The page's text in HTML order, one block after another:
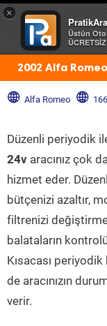
×
Üstün
2002 Alfa
Alfa Romeo 166
Düzenli periyodik
24v aracınız çok
hizmet eder.
bütçenizi azaltır,
filtrenizi
balataların
Kısacası
de aracınızın
verir.